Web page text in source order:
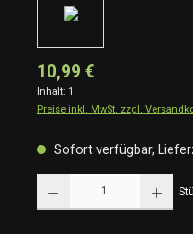
10,99 €
Inhalt: 1
Preise inkl. MwSt. zzgl.
Sofort verfügbar,